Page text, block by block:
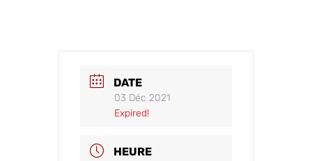
DATE
03 Déc 2021
Expired!
HEURE